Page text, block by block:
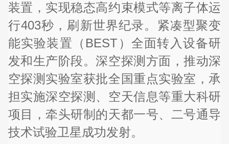
装置，实现稳态高约束模式等离子体运
行403秒，刷新世界纪录。紧凑型聚变
能实验装置（BEST）全面转入设备研
发和生产阶段。深空探测方面，推动深
空探测实验室获批全国重点实验室，承
担实施深空探测、空天信息等重大科研
项目，牵头研制的天都一号、二号通导
技术试验卫星成功发射。